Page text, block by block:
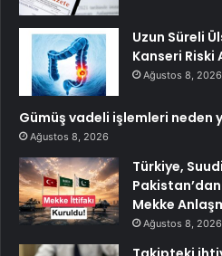
Uzun Süreli
Kanseri Riski
Ağustos 8, 2026
Gümüş vadeli işlemleri neden
Ağustos 8, 2026
Türkiye,
Mekke
Ağustos 8, 2026